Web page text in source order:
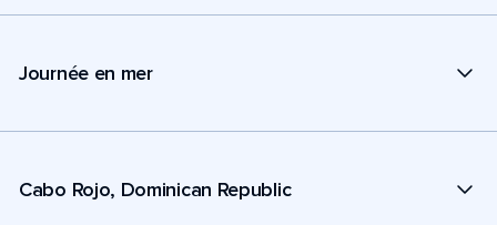
Journée en mer
Cabo Rojo, Dominican Republic